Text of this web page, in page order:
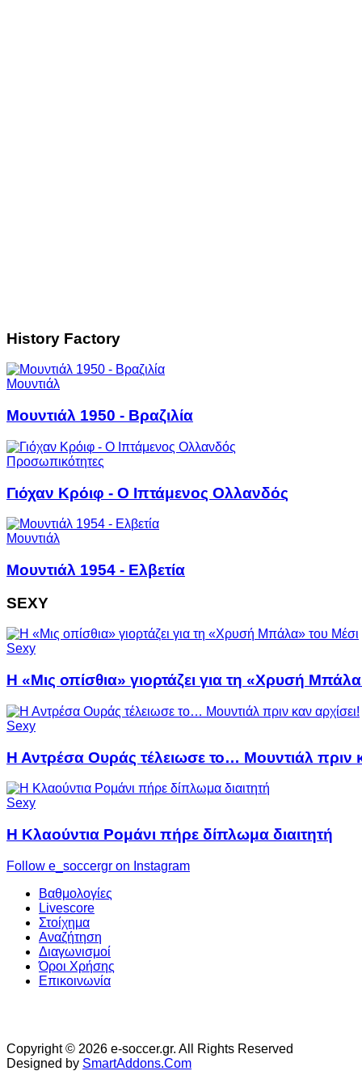
History Factory
Μουντιάλ
Μουντιάλ 1950 - Βραζιλία
Προσωπικότητες
Γιόχαν Κρόιφ - Ο Ιπτάμενος Ολλανδός
Μουντιάλ
Μουντιάλ 1954 - Ελβετία
SEXY
Sexy
Η «Μις οπίσθια» γιορτάζει για τη «Χρυσή
Sexy
Η Αντρέσα Ουράς τέλειωσε το… Μουντιάλ πριν
Sexy
Η Κλαούντια Ρομάνι πήρε δίπλωμα διαιτητή
Follow e_soccergr on Instagram
Βαθμολογίες
Livescore
Στοίχημα
Αναζήτηση
Διαγωνισμοί
Όροι Χρήσης
Επικοινωνία
Copyright © 2026 e-soccer.gr. All Rights Reserved
Designed by SmartAddons.Com